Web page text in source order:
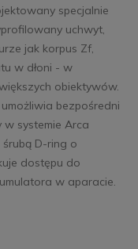
specjalnie
uchwyt,
jak korpus Zf,
w dłoni - w
obiektywów.
bezpośredni
w systemie Arca
D-ring o
dostępu do
w aparacie.